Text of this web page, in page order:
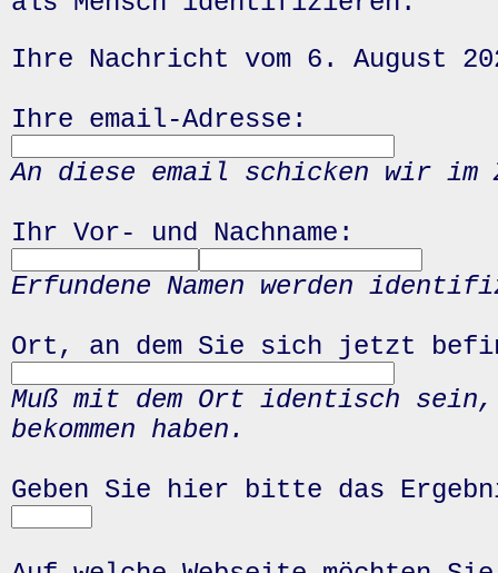
Ihre Nachricht vom 6. August
Ihre email-Adresse:
An diese email schicken wir
Ihr Vor- und Nachname:
Erfundene Namen werden
Ort, an dem Sie sich jetzt
Muß mit dem Ort identisch
bekommen haben.
Geben Sie hier bitte das